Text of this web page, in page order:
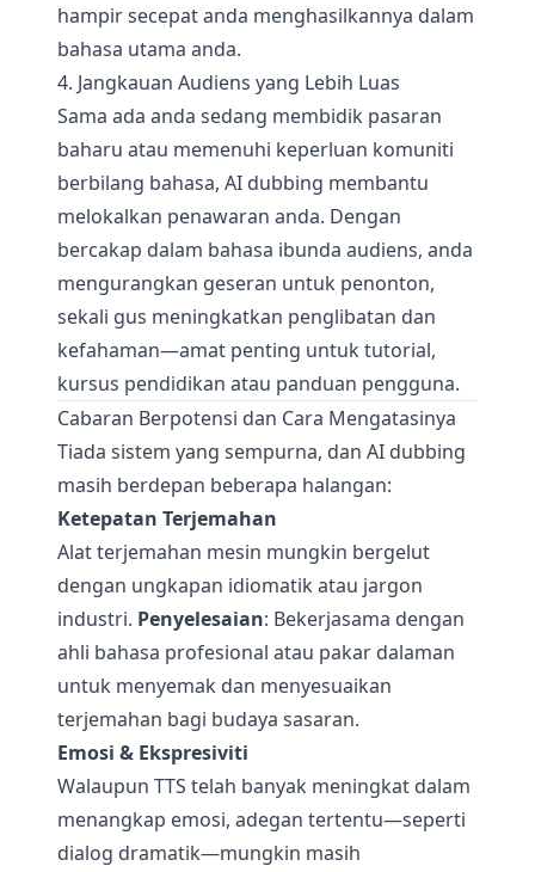
hampir secepat anda menghasilkannya dalam
bahasa utama anda.
4. Jangkauan Audiens yang Lebih Luas
Sama ada anda sedang membidik pasaran
baharu atau memenuhi keperluan komuniti
berbilang bahasa, AI dubbing membantu
melokalkan penawaran anda. Dengan
bercakap dalam bahasa ibunda audiens, anda
mengurangkan geseran untuk penonton,
sekali gus meningkatkan penglibatan dan
kefahaman—amat penting untuk tutorial,
kursus pendidikan atau panduan pengguna.
Cabaran Berpotensi dan Cara Mengatasinya
Tiada sistem yang sempurna, dan AI dubbing
masih berdepan beberapa halangan:
Ketepatan Terjemahan
Alat terjemahan mesin mungkin bergelut
dengan ungkapan idiomatik atau jargon
industri. Penyelesaian: Bekerjasama dengan
ahli bahasa profesional atau pakar dalaman
untuk menyemak dan menyesuaikan
terjemahan bagi budaya sasaran.
Emosi & Ekspresiviti
Walaupun TTS telah banyak meningkat dalam
menangkap emosi, adegan tertentu—seperti
dialog dramatik—mungkin masih